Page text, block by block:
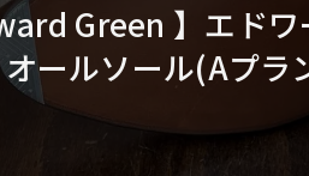
Green 】エド
オールソール(Aプ